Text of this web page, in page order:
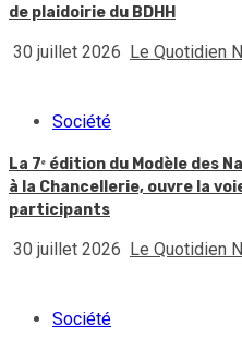
de plaidoirie du BDHH
30 juillet 2026 Le Quotidien
Société
La 7ᵉ édition du Modèle des
à la Chancellerie, ouvre la
participants
30 juillet 2026 Le Quotidien
Société